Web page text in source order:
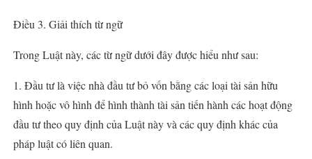
Điều 3. Giải thích từ ngữ
Trong Luật này, các từ ngữ dưới đây được hiểu như sau:
1. Đầu tư là việc nhà đầu tư bỏ vốn bằng các loại tài sản hữu
hình hoặc vô hình để hình thành tài sản tiến hành các hoạt động
đầu tư theo quy định của Luật này và các quy định khác của
pháp luật có liên quan.